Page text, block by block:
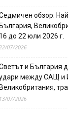
обзор:
до 22 юли 2026 г.
07/2026
и България
между САЩ и
07/2026